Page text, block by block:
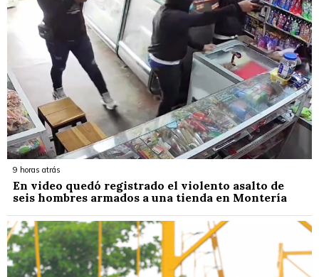
9 horas atrás
En video quedó registrado el violento asalto de
seis hombres armados a una tienda en Montería